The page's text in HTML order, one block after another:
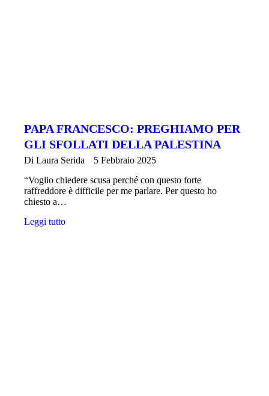
PAPA FRANCESCO: PREGHIAMO PER
GLI SFOLLATI DELLA PALESTINA
Di Laura Serida
5 Febbraio 2025
“Voglio chiedere scusa perché con questo forte
raffreddore è difficile per me parlare. Per questo ho
chiesto a…
Leggi tutto